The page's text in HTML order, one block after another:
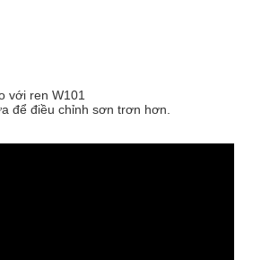
với ren W101
để điều chỉnh sơn trơn hơn.